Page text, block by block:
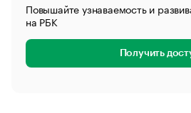
Повышайте узнаваемость и
на РБК
Получить